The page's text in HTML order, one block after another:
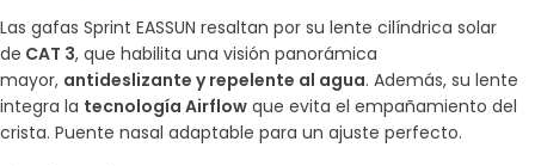
Las gafas Sprint EASSUN resaltan por su lente cilíndrica solar
de CAT 3, que habilita una visión panorámica
mayor, antideslizante y repelente al agua. Además, su lente
integra la tecnología Airflow que evita el empañamiento del
crista. Puente nasal adaptable para un ajuste perfecto.